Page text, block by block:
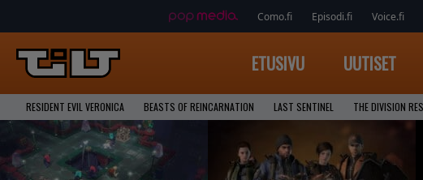
Como.fi Episodi.fi Voice.fi
ETUSIVU UUTISET
RESIDENT EVIL VERONICA BEASTS OF REINCARNATION LAST SENTINEL THE DIVISION